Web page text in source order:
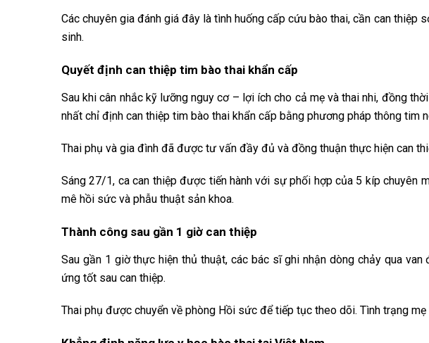
Các chuyên gia đánh giá đây là tình huống cấp cứu bào thai, cần can
sinh.
Quyết định can thiệp tim bào thai khẩn cấp
Sau khi cân nhắc kỹ lưỡng nguy cơ – lợi ích cho cả mẹ và thai nhi, đồng
nhất chỉ định can thiệp tim bào thai khẩn cấp bằng phương pháp thông tim
Thai phụ và gia đình đã được tư vấn đầy đủ và đồng thuận thực hiện can
Sáng 27/1, ca can thiệp được tiến hành với sự phối hợp của 5 kíp chuyên
mê hồi sức và phẫu thuật sản khoa.
Thành công sau gần 1 giờ can thiệp
Sau gần 1 giờ thực hiện thủ thuật, các bác sĩ ghi nhận dòng chảy qua
ứng tốt sau can thiệp.
Thai phụ được chuyển về phòng Hồi sức để tiếp tục theo dõi. Tình trạng